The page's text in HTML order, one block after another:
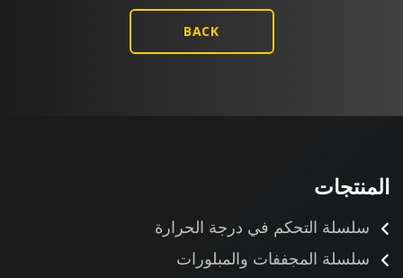
BACK
المنتجات
سلسلة التحكم في درجة الحرارة
سلسلة المجففات والمبلورات